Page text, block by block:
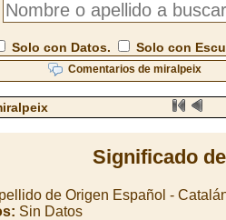
Solo con Datos. Solo con
Comentarios de miralpeix
Significado
de Origen Español -
Sin Datos